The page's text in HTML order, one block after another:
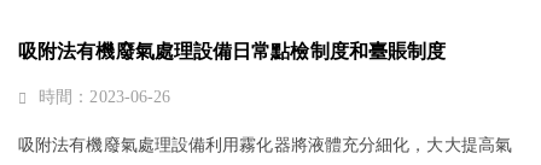
行敞開式轉移和輸送，敞開式化···
吸附法有機廢氣處理設備日常點檢制度和臺賬制度
時間：2023-06-26
吸附法有機廢氣處理設備利用霧化器將液體充分細化，大大提高氣